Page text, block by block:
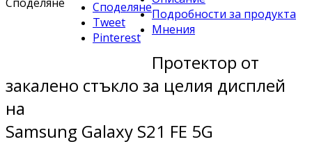
Споделяне
Tweet
Pinterest
Подробности за продукта
Мнения
Протектор от
закалено стъкло за целия дисплей
на
Samsung Galaxy S21 FE 5G